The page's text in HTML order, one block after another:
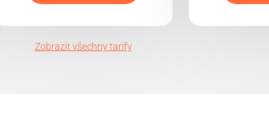
Zobrazit všechny tarify